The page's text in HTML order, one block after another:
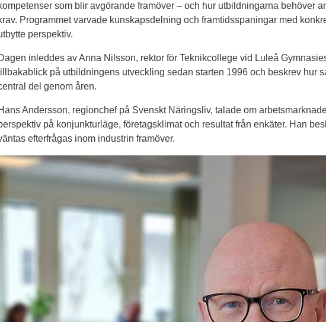
som blir avgörande framöver – och hur utbildningarna behöver
Programmet varvade kunskapsdelning och framtidsspaningar med
perspektiv.
inleddes av Anna Nilsson, rektor för Teknikcollege vid Luleå
på utbildningens utveckling sedan starten 1996 och beskrev hur
del genom åren.
Andersson, regionchef på Svenskt Näringsliv, talade om
på konjunkturläge, företagsklimat och resultat från enkäter. Han
efterfrågas inom industrin framöver.